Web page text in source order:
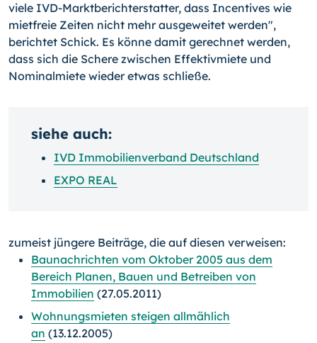
viele IVD-Marktberichterstatter, dass Incentives wie
mietfreie Zeiten nicht mehr ausgeweitet werden",
berichtet Schick. Es könne damit gerechnet werden,
dass sich die Schere zwischen Effektivmiete und
Nominalmiete wieder etwas schließe.
siehe auch:
IVD Immobilienverband Deutschland
EXPO REAL
zumeist jüngere Beiträge, die auf diesen verweisen:
Baunachrichten vom Oktober 2005 aus dem
Bereich Planen, Bauen und Betreiben von
Immobilien (27.05.2011)
Wohnungsmieten steigen allmählich
an (13.12.2005)